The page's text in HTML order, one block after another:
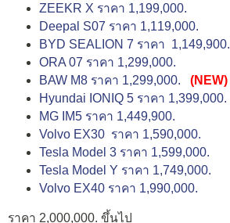
ZEEKR X ราคา 1,199,000.
Deepal S07 ราคา 1,119,000.
BYD SEALION 7 ราคา 1,149,900.
ORA 07 ราคา 1,299,000.
BAW M8 ราคา 1,299,000.
(NEW)
Hyundai IONIQ 5 ราคา 1,399,000.
MG IM5 ราคา 1,449,900.
Volvo EX30 ราคา 1,590,000.
Tesla Model 3 ราคา 1,599,000.
Tesla Model Y ราคา 1,749,000.
Volvo EX40 ราคา 1,990,000.
ราคา 2,000,000. ขึ้นไป